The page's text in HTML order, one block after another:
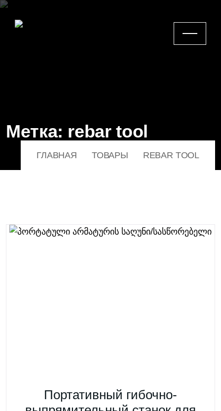
Метка: rebar tool
ГЛАВНАЯ ТОВАРЫ REBAR TOOL
Портативный гибочно-